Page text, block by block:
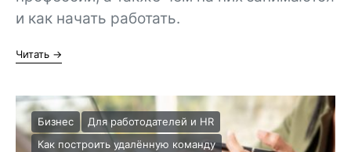
и как начать работать.
Читать →
Бизнес
Для работодателей и HR
Как построить удалённую команду